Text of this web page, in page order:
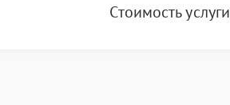
Стоимость услуги